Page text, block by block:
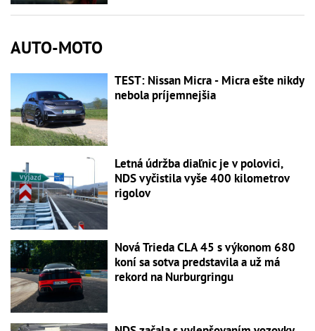
AUTO-MOTO
TEST: Nissan Micra - Micra ešte nikdy
nebola príjemnejšia
Letná údržba diaľnic je v polovici,
NDS vyčistila vyše 400 kilometrov
rigolov
Nová Trieda CLA 45 s výkonom 680
koní sa sotva predstavila a už má
rekord na Nurburgringu